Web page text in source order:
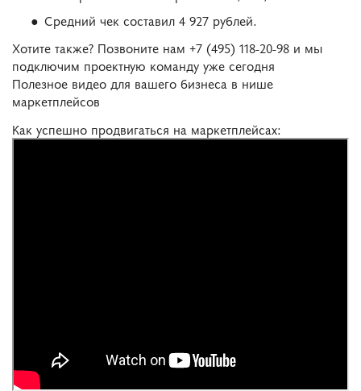
Средний чек составил 4 927 рублей.
Хотите также? Позвоните нам +7 (495) 118-20-98 и мы
подключим проектную команду уже сегодня
Полезное видео для вашего бизнеса в нише
маркетплейсов
Как успешно продвигаться на маркетплейсах: